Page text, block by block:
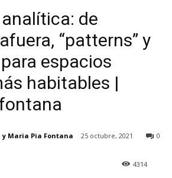
de
“patterns” y
para espacios
habitables |
Maria Pia Fontana 25 octubre, 2021 0
4314